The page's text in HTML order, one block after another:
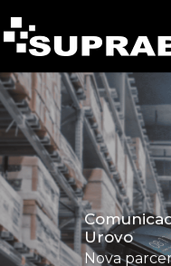
Urovo
Nova